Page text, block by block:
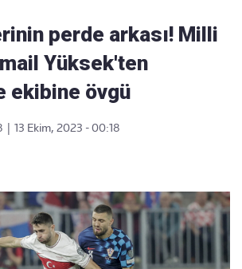
perde arkası! Milli
Yüksek'ten
ekibine övgü
13 Ekim, 2023 - 00:18